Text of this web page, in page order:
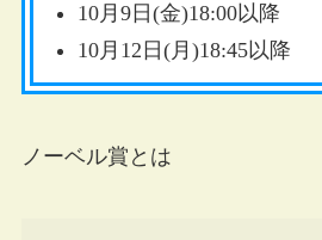
10月9日(金)18:00以降
10月12日(月)18:45以降
ノーベル賞とは